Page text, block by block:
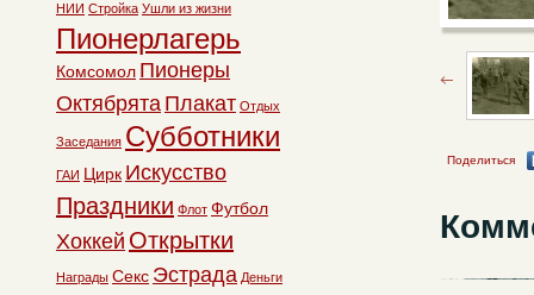
Поделиться
НИИ Стройка Ушли из жизни
Пионерлагерь
Комсомол Пионеры
Октябрята Плакат Отдых
Заседания Субботники
ГАИ Цирк Искусство
Праздники Флот Футбол
Хоккей Открытки
Награды Секс Эстрада Деньги